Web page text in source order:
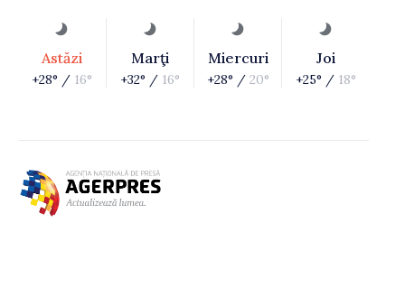
Astăzi
+28° / 16°
Marţi
+32° / 16°
Miercuri
+28° / 20°
Joi
+25° / 18°